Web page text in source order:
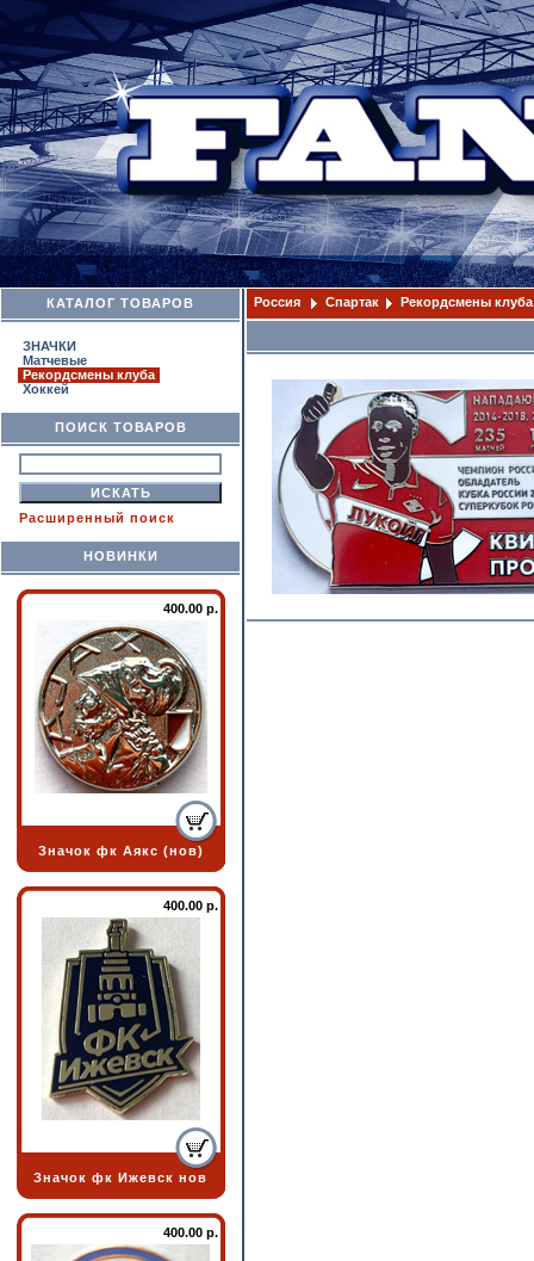
КАТАЛОГ ТОВАРОВ
ЗНАЧКИ
Матчевые
Рекордсмены клуба
Хоккей
ПОИСК ТОВАРОВ
Расширенный поиск
НОВИНКИ
400.00 р.
Значок фк Аякс (нов)
400.00 р.
Значок фк Ижевск нов
400.00 р.
Россия Спартак Рекордсмены клуба